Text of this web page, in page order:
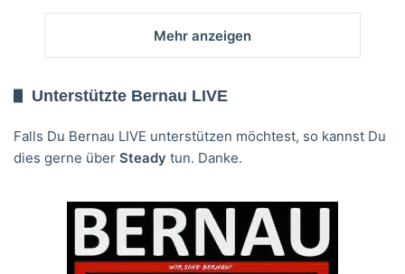
Mehr anzeigen
Unterstützte Bernau LIVE
Falls Du Bernau LIVE unterstützen möchtest, so kannst Du
dies gerne über Steady tun. Danke.